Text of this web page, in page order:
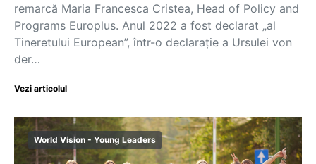
remarcă Maria Francesca Cristea, Head of Policy and
Programs Europlus. Anul 2022 a fost declarat „al
Tineretului European”, într-o declarație a Ursulei von
der…
Vezi articolul
World Vision - Young Leaders